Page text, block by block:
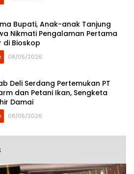
Bupati, Anak-anak Tanjung
Nikmati Pengalaman Pertama
di Bioskop
08/05/2026
Deli Serdang Pertemukan PT
dan Petani Ikan, Sengketa
Damai
08/05/2026